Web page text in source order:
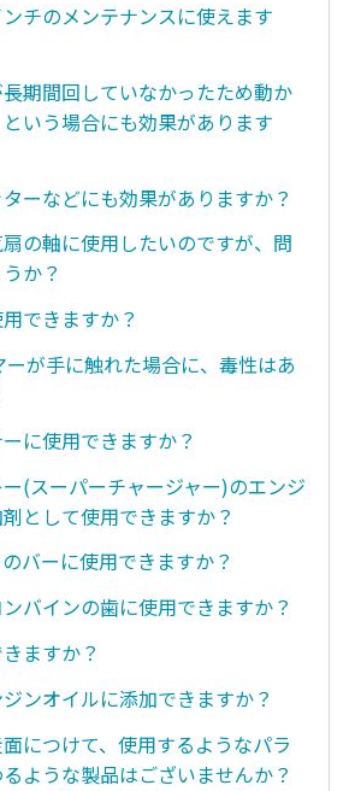
チのメンテナンスに使えます
期間回していなかったため動か
いう場合にも効果があります
ーなどにも効果がありますか？
の軸に使用したいのですが、問
か？
できますか？
ーが手に触れた場合に、毒性はあ
に使用できますか？
(スーパーチャージャー)のエンジ
として使用できますか？
バーに使用できますか？
バインの歯に使用できますか？
ますか？
ンオイルに添加できますか？
につけて、使用するようなパラ
ような製品はございませんか？